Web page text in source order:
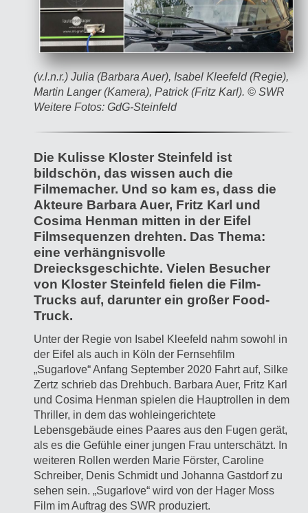
(v.l.n.r.) Julia (Barbara Auer), Isabel Kleefeld (Regie),
Martin Langer (Kamera), Patrick (Fritz Karl). © SWR
Weitere Fotos: GdG-Steinfeld
Die Kulisse Kloster Steinfeld ist
bildschön, das wissen auch die
Filmemacher. Und so kam es, dass die
Akteure Barbara Auer, Fritz Karl und
Cosima Henman mitten in der Eifel
Filmsequenzen drehten. Das Thema:
eine verhängnisvolle
Dreiecksgeschichte. Vielen Besucher
von Kloster Steinfeld fielen die Film-
Trucks auf, darunter ein großer Food-
Truck.
Unter der Regie von Isabel Kleefeld nahm sowohl in
der Eifel als auch in Köln der Fernsehfilm
„Sugarlove“ Anfang September 2020 Fahrt auf, Silke
Zertz schrieb das Drehbuch. Barbara Auer, Fritz Karl
und Cosima Henman spielen die Hauptrollen in dem
Thriller, in dem das wohleingerichtete
Lebensgebäude eines Paares aus den Fugen gerät,
als es die Gefühle einer jungen Frau unterschätzt. In
weiteren Rollen werden Marie Förster, Caroline
Schreiber, Denis Schmidt und Johanna Gastdorf zu
sehen sein. „Sugarlove“ wird von der Hager Moss
Film im Auftrag des SWR produziert.